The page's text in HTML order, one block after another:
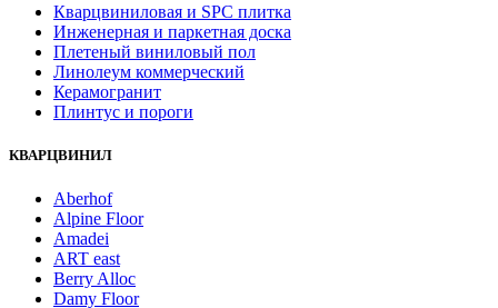
Кварцвиниловая и SPC плитка
Инженерная и паркетная доска
Плетеный виниловый пол
Линолеум коммерческий
Керамогранит
Плинтус и пороги
КВАРЦВИНИЛ
Aberhof
Alpine Floor
Amadei
ART east
Berry Alloc
Damy Floor